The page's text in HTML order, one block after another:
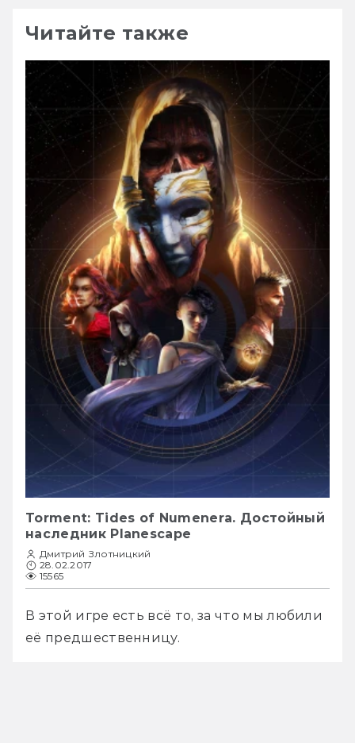
Читайте также
Torment: Tides of Numenera. Достойный
наследник Planescape
Дмитрий Злотницкий
28.02.2017
15565
В этой игре есть всё то, за что мы любили
её предшественницу.